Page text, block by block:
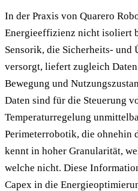
In der Praxis von Quarero
Energieeffizienz nicht isoliert
Sensorik, die Sicherheits- und
versorgt, liefert zugleich
Bewegung und
Daten sind für die Steuerung
Temperaturregelung
Perimeterrobotik, die ohnehin
kennt in hoher Granularität,
welche nicht. Diese
Capex in die